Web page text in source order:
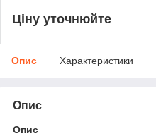
Ціну уточнюйте
Опис Характеристики
Опис
Опис